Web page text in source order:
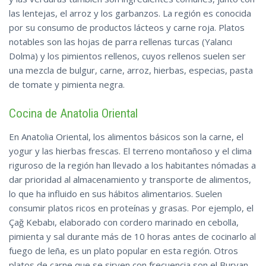
las lentejas, el arroz y los garbanzos. La región es conocida
por su consumo de productos lácteos y carne roja. Platos
notables son las hojas de parra rellenas turcas (Yalancı
Dolma) y los pimientos rellenos, cuyos rellenos suelen ser
una mezcla de bulgur, carne, arroz, hierbas, especias, pasta
de tomate y pimienta negra.
Cocina de Anatolia Oriental
En Anatolia Oriental, los alimentos básicos son la carne, el
yogur y las hierbas frescas. El terreno montañoso y el clima
riguroso de la región han llevado a los habitantes nómadas a
dar prioridad al almacenamiento y transporte de alimentos,
lo que ha influido en sus hábitos alimentarios. Suelen
consumir platos ricos en proteínas y grasas. Por ejemplo, el
Çağ Kebabı, elaborado con cordero marinado en cebolla,
pimienta y sal durante más de 10 horas antes de cocinarlo al
fuego de leña, es un plato popular en esta región. Otros